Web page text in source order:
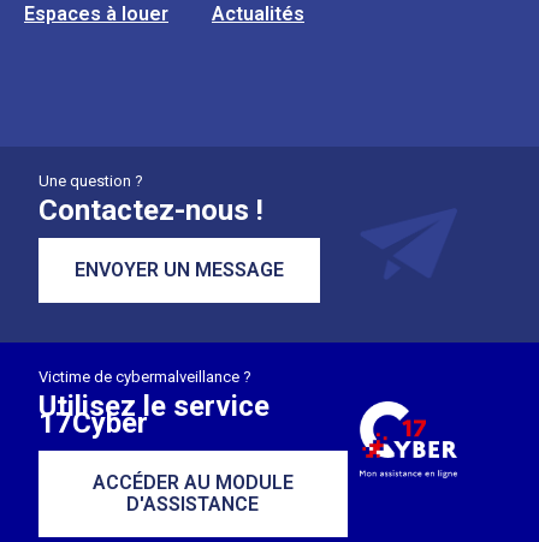
Espaces à louer Actualités
Une question ?
Contactez-nous !
ENVOYER UN MESSAGE
Victime de cybermalveillance ?
Utilisez le service
17Cyber
ACCÉDER AU MODULE
D'ASSISTANCE